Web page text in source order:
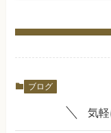
ブログ
気